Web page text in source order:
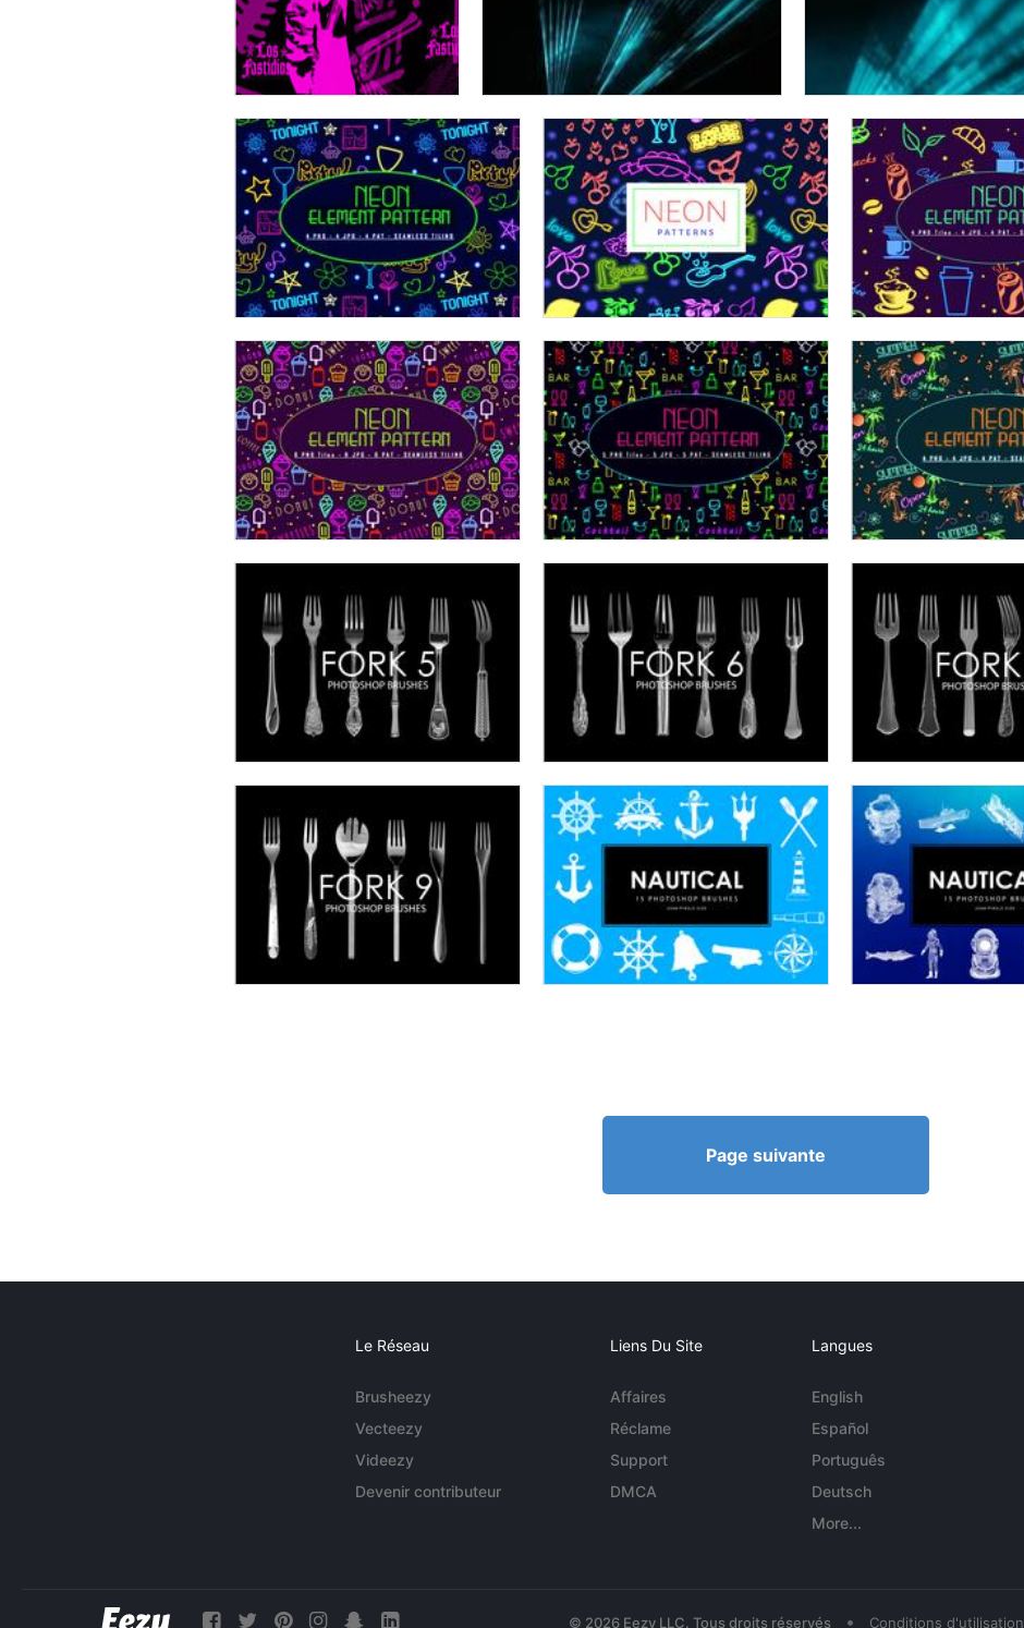
Page suivante
Le Réseau
Brusheezy
Vecteezy
Videezy
Devenir contributeur
Liens Du Site
Affaires
Réclame
Support
DMCA
Langues
English
Español
Português
Deutsch
More...
© 2026 Eezy LLC. Tous droits réservés • Conditions d'utilisation